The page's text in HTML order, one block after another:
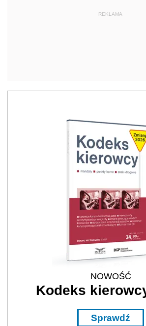
REKLAMA
NOWOŚĆ
Kodeks
Sprawdź